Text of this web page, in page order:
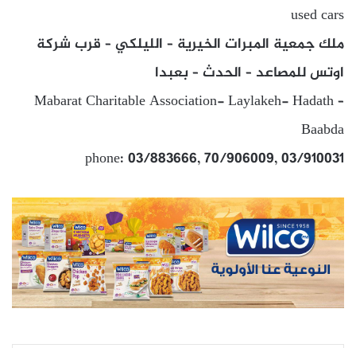
used cars
ملك جمعية المبرات الخيرية – الليلكي – قرب شركة
اوتس للمصاعد – الحدث – بعبدا
Mabarat Charitable Association- Laylakeh- Hadath –
Baabda
phone: 03/883666, 70/906009, 03/910031